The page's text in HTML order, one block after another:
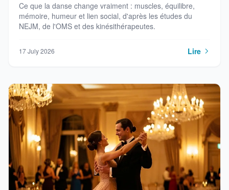
Ce que la danse change vraiment : muscles, équilibre,
mémoire, humeur et lien social, d'après les études du
NEJM, de l'OMS et des kinésithérapeutes.
17 July 2026 Lire